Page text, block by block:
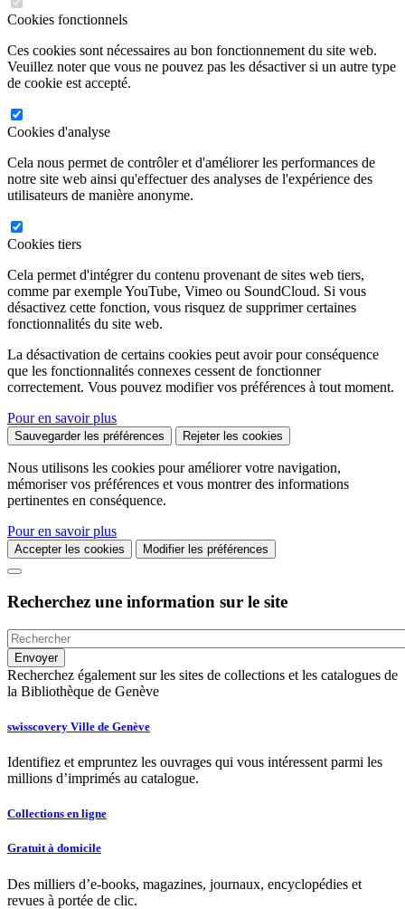
Cookies fonctionnels
Ces cookies sont nécessaires au bon fonctionnement du site web.
Veuillez noter que vous ne pouvez pas les désactiver si un autre type
de cookie est accepté.
Cookies d'analyse
Cela nous permet de contrôler et d'améliorer les performances de
notre site web ainsi qu'effectuer des analyses de l'expérience des
utilisateurs de manière anonyme.
Cookies tiers
Cela permet d'intégrer du contenu provenant de sites web tiers,
comme par exemple YouTube, Vimeo ou SoundCloud. Si vous
désactivez cette fonction, vous risquez de supprimer certaines
fonctionnalités du site web.
La désactivation de certains cookies peut avoir pour conséquence
que les fonctionnalités connexes cessent de fonctionner
correctement. Vous pouvez modifier vos préférences à tout moment.
Pour en savoir plus
Sauvegarder les préférences Rejeter les cookies
Nous utilisons les cookies pour améliorer votre navigation,
mémoriser vos préférences et vous montrer des informations
pertinentes en conséquence.
Pour en savoir plus
Accepter les cookies Modifier les préférences
Recherchez une information sur le site
Recherchez également sur les sites de collections et les catalogues de
la Bibliothèque de Genève
swisscovery Ville de Genève
Identifiez et empruntez les ouvrages qui vous intéressent parmi les
millions d’imprimés au catalogue.
Collections en ligne
Gratuit à domicile
Des milliers d’e-books, magazines, journaux, encyclopédies et
revues à portée de clic.